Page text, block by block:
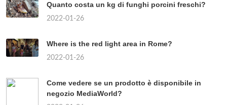
Quanto costa un kg di funghi porcini freschi?
2022-01-26
Where is the red light area in Rome?
2022-01-26
Come vedere se un prodotto è disponibile in
negozio MediaWorld?